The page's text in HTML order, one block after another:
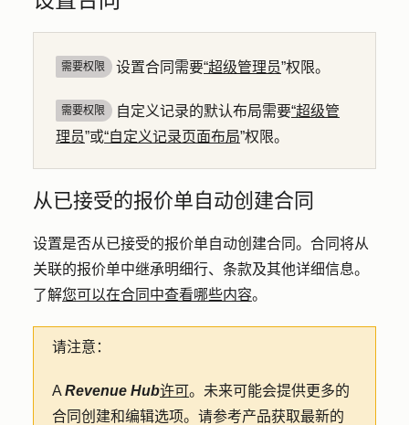
需要权限 设置合同需要“超级管理员”权限。
需要权限 自定义记录的默认布局需要“超级管
理员”或“自定义记录页面布局”权限。
从已接受的报价单自动创建合同
设置是否从已接受的报价单自动创建合同。合同将从
关联的报价单中继承明细行、条款及其他详细信息。
了解您可以在合同中查看哪些内容。
请注意：
A Revenue Hub许可。未来可能会提供更多的
合同创建和编辑选项。请参考产品获取最新的